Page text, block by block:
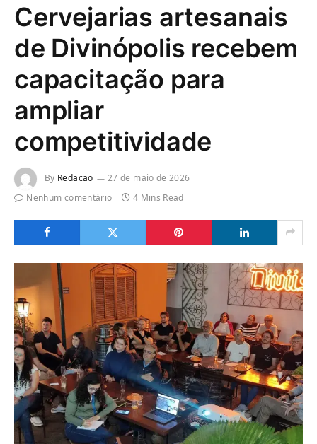
Cervejarias artesanais
de Divinópolis recebem
capacitação para
ampliar
competitividade
By Redacao
27 de maio de 2026
Nenhum comentário
4 Mins Read